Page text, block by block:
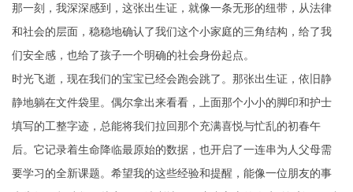
那一刻，我深深感到，这张出生证，就像一条无形的纽带，从法律
和社会的层面，稳稳地确认了我们这个小家庭的三角结构，给了我
们安全感，也给了孩子一个明确的社会身份起点。
时光飞逝，现在我们的宝宝已经会跑会跳了。那张出生证，依旧静
静地躺在文件袋里。偶尔拿出来看看，上面那个小小的脚印和护士
填写的工整字迹，总能将我们拉回那个充满喜悦与忙乱的初春午
后。它记录着生命降临最原始的数据，也开启了一连串为人父母需
要学习的全新课题。希望我的这些经验和提醒，能像一位朋友的事